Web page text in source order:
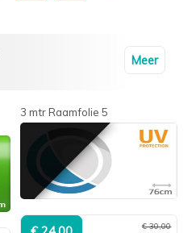
Meer
3 mtr Raamfolie 5
€ 30,00